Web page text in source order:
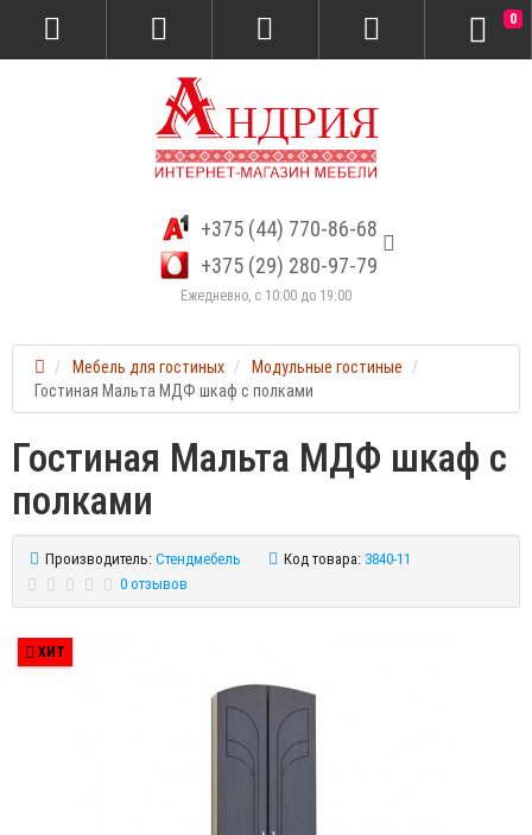
+375 (44) 770-86-68
+375 (29) 280-97-79
Ежедневно, с 10:00 до 19:00
0
Мебель для гостиных
Модульные гостиные
Гостиная Мальта МДФ шкаф с полками
Гостиная Мальта МДФ шкаф с
полками
Производитель: Стендмебель Код товара: 3840-11
0 отзывов
ХИТ